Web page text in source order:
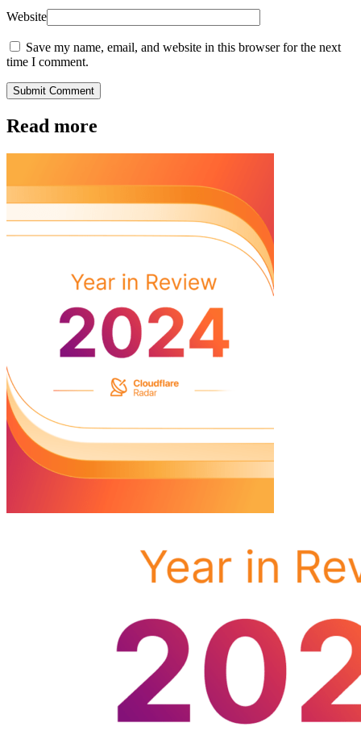
Website
Save my name, email, and website in this browser for the next
time I comment.
Submit Comment
Read more